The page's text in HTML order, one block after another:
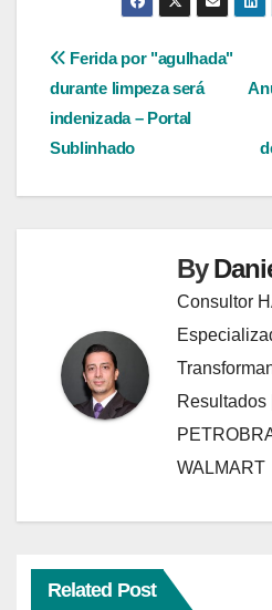
Navegação
de
Post
Ferida por "agulhada"
durante limpeza será
indenizada – Portal
Sublinhado
By
Consultor
Resultados
WALMART
Related Post